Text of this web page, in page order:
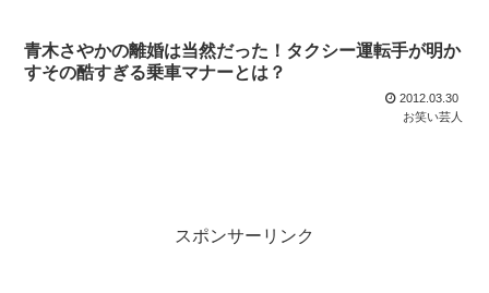
青木さやかの離婚は当然だった！タクシー運転手が明か
すその酷すぎる乗車マナーとは？
2012.03.30
お笑い芸人
スポンサーリンク